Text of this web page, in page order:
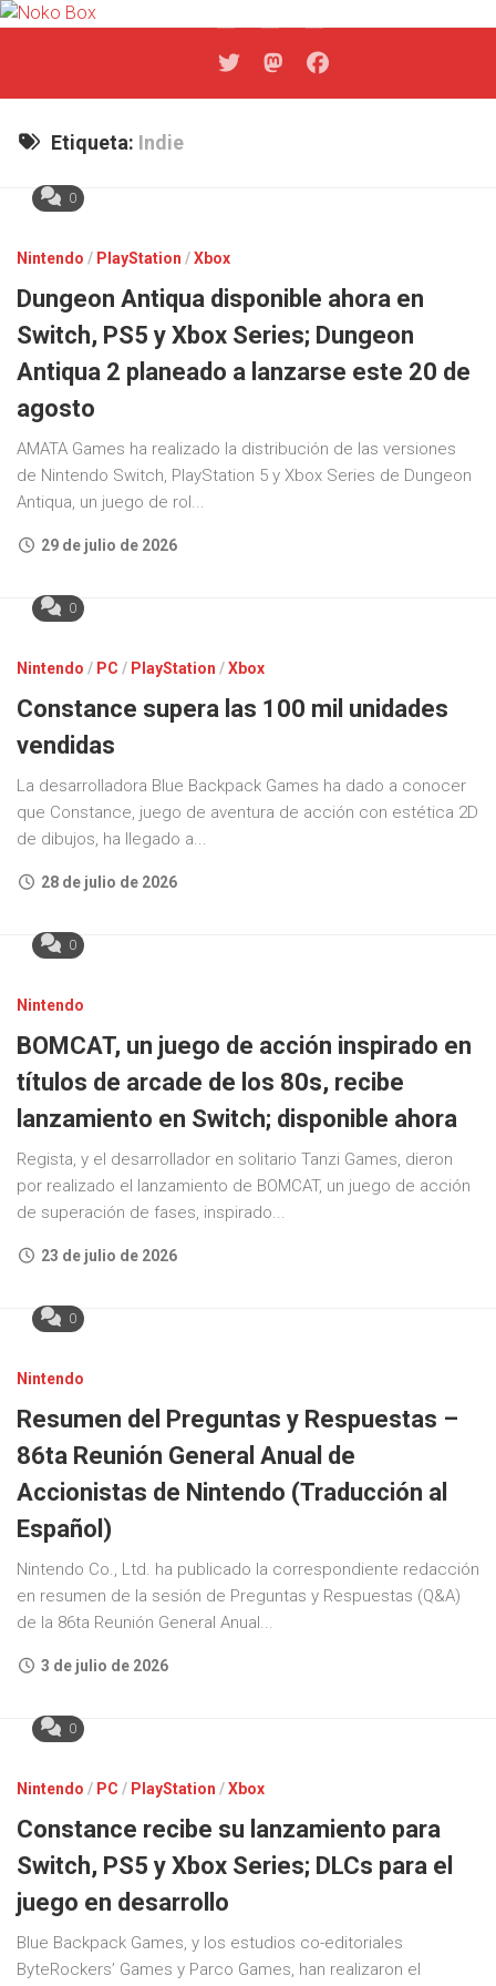
Skip
Etiqueta: Indie
0
Nintendo / PlayStation /Xbox
Dungeon Antiqua disponible ahora en
Switch, PS5 y Xbox Series; Dungeon
Antiqua 2 planeado a lanzarse este 20 de
agosto
AMATA Games ha realizado la distribución de las versiones
de Nintendo Switch, PlayStation 5 y Xbox Series de Dungeon
Antiqua, un juego de rol...
29 de julio de 2026
0
Nintendo / PC / PlayStation /Xbox
Constance supera las 100 mil unidades
vendidas
La desarrolladora Blue Backpack Games ha dado a conocer
que Constance, juego de aventura de acción con estética 2D
de dibujos, ha llegado a...
28 de julio de 2026
0
Nintendo
BOMCAT, un juego de acción inspirado en
títulos de arcade de los 80s, recibe
lanzamiento en Switch; disponible ahora
Regista, y el desarrollador en solitario Tanzi Games, dieron
por realizado el lanzamiento de BOMCAT, un juego de acción
de superación de fases, inspirado...
23 de julio de 2026
0
Nintendo
Resumen del Preguntas y Respuestas –
86ta Reunión General Anual de
Accionistas de Nintendo (Traducción al
Español)
Nintendo Co., Ltd. ha publicado la correspondiente redacción
en resumen de la sesión de Preguntas y Respuestas (Q&A)
de la 86ta Reunión General Anual...
3 de julio de 2026
0
Nintendo / PC / PlayStation /Xbox
Constance recibe su lanzamiento para
Switch, PS5 y Xbox Series; DLCs para el
juego en desarrollo
Blue Backpack Games, y los estudios co-editoriales
ByteRockers’ Games y Parco Games, han realizaron el